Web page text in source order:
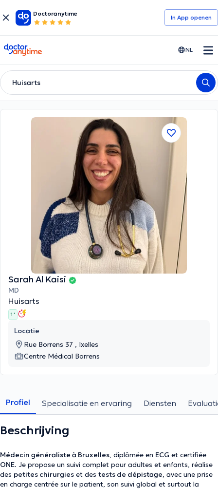
Doctoranytime
In App openen
doctoranytime NL
Huisarts
Sarah Al Kaisi
MD
Huisarts
1 '
Locatie
Rue Borrens 37 , Ixelles
Centre Médical Borrens
Profiel Specialisatie en ervaring Diensten
Beschrijving
Médecin généraliste à Bruxelles, diplômée en ECG et certifiée
ONE. Je propose un suivi complet pour adultes et enfants, réalise
des petites chirurgies et des tests de dépistage, avec une prise
en charge centrée sur le patient, son suivi global et surtout la